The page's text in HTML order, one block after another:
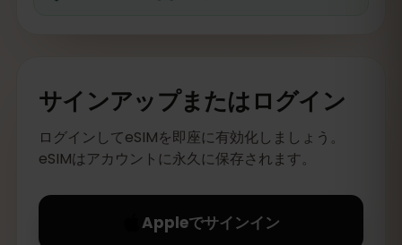
サインアップまたはログイン
ログインしてeSIMを即座に有効化しましょう。
eSIMはアカウントに永久に保存されます。
Appleでサインイン